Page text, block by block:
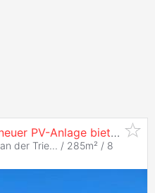
Neuer toller Preis! Villa mit neuer PV-Anlage bietet viel Platz und ruhige, grüne Umgebung ? nur ca. 38min nach Wien!
an der Trie... / 285m² / 8